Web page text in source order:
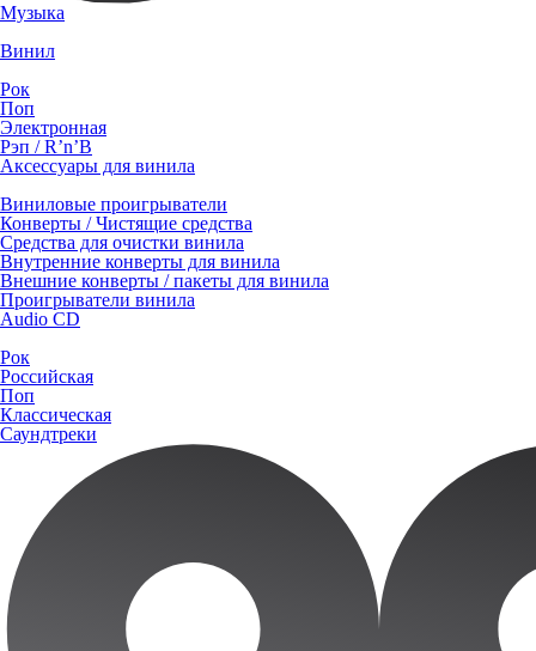
Музыка
Винил
Рок
Поп
Электронная
Рэп / R’n’B
Аксессуары для винила
Виниловые проигрыватели
Конверты / Чистящие средства
Средства для очистки винила
Внутренние конверты для винила
Внешние конверты / пакеты для винила
Проигрыватели винила
Audio CD
Рок
Российская
Поп
Классическая
Саундтреки